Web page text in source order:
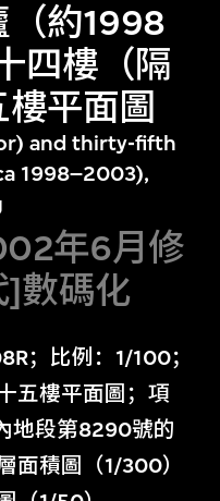
約1998
四樓（隔
平面圖
and thirty-fifth
1998–2003),
年6月修
數碼化
；比例：1/100；
五樓平面圖；項
地段第8290號的
面積圖（1/300）